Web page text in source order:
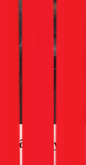
"sống hay